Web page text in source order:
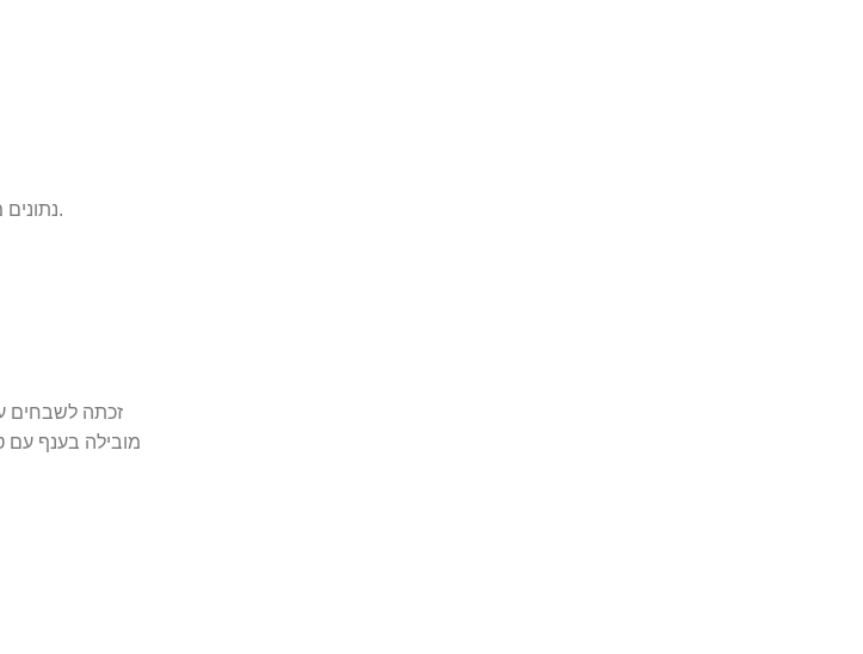
נתונים מהדפיברילטור מוקלטים ומאוחסנים בקלות מהמכשיר באמצעות כרטיס נתונים.